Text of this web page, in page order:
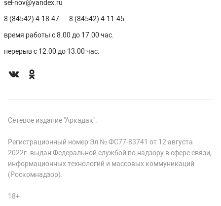
sel-nov@yandex.ru
8 (84542) 4-18-47 8 (84542) 4-11-45
время работы с 8.00 до 17.00 час.
перерыв с 12.00 до 13.00 час.
Сетевое издание "Аркадак".
Регистрационный номер Эл № ФС77-83741 от 12 августа
2022г. выдан Федеральной службой по надзору в сфере связи,
информационных технологий и массовых коммуникаций
(Роскомнадзор).
18+